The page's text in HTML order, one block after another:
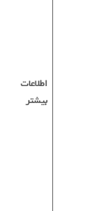
اطلاعات
بیشتر